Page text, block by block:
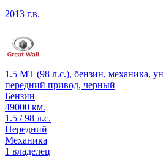
2013 г.в.
1.5 MT (98 л.с.), бензин, механика,
передний привод, черный
Бензин
49000 км.
1.5 / 98 л.с.
Передний
Механика
1 владелец